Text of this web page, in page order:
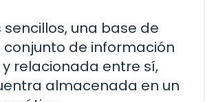
sencillos, una base de
conjunto de información
relacionada entre sí,
almacenada en un